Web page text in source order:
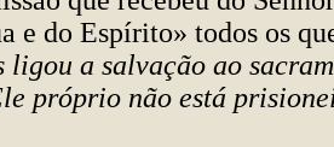
e do Espírito» todos os
ligou a salvação ao
próprio não está